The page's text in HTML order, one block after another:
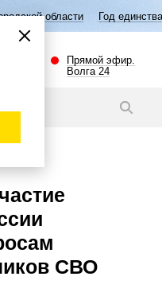
Год единства народов России
Прямой эфир.
Волга 24
СВО